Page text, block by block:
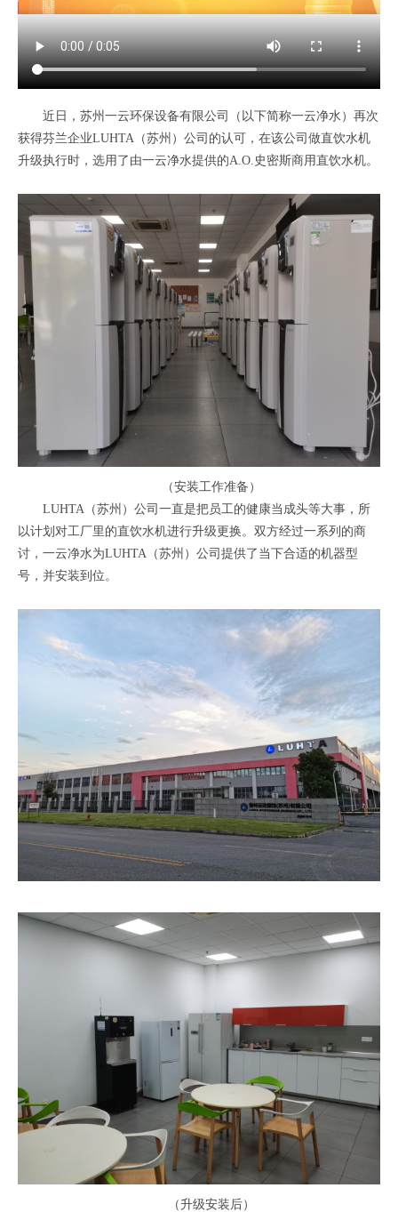
近日，苏州一云环保设备有限公司（以下简称一云净水）再次
获得芬兰企业LUHTA（苏州）公司的认可，在该公司做直饮水机
升级执行时，选用了由一云净水提供的A.O.史密斯商用直饮水机。
（安装工作准备）
LUHTA（苏州）公司一直是把员工的健康当成头等大事，所
以计划对工厂里的直饮水机进行升级更换。双方经过一系列的商
讨，一云净水为LUHTA（苏州）公司提供了当下合适的机器型
号，并安装到位。
（升级安装后）